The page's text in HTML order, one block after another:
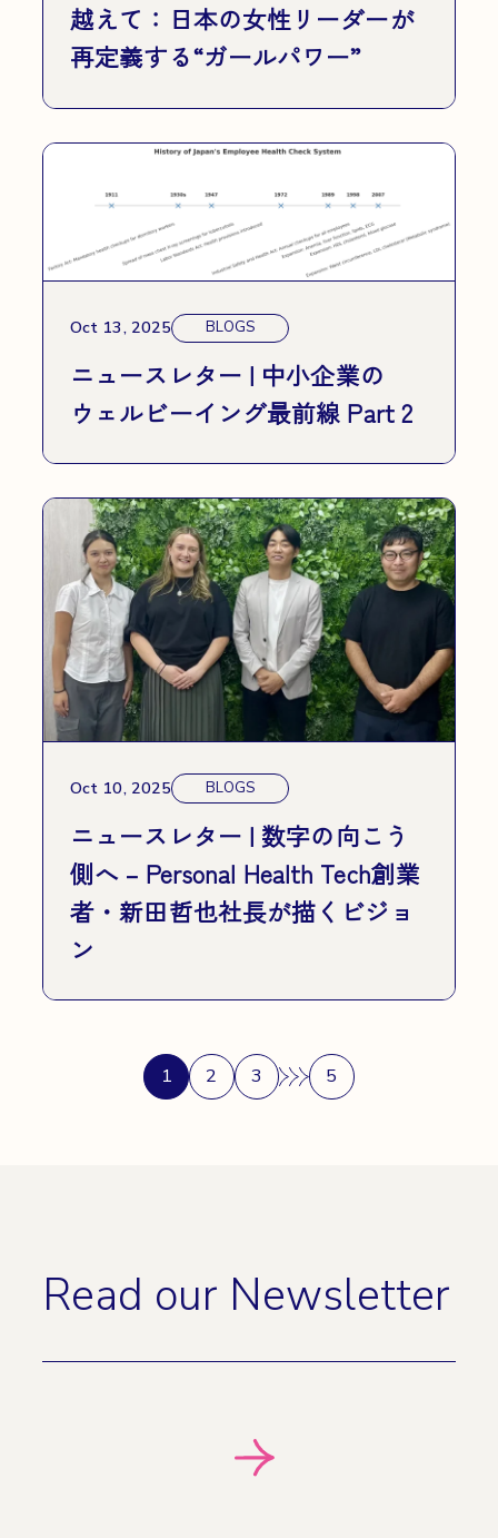
越えて：日本の女性リーダーが
再定義する“ガールパワー”
Oct 13, 2025 BLOGS
ニュースレター | 中小企業の
ウェルビーイング最前線 Part 2
Oct 10, 2025 BLOGS
ニュースレター | 数字の向こう
側へ – Personal Health Tech創業
者・新田哲也社長が描くビジョ
ン
1 2 3 5
Read our Newsletter